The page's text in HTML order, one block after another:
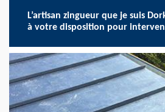
L’artisan zingueur que je suis
à votre disposition pour